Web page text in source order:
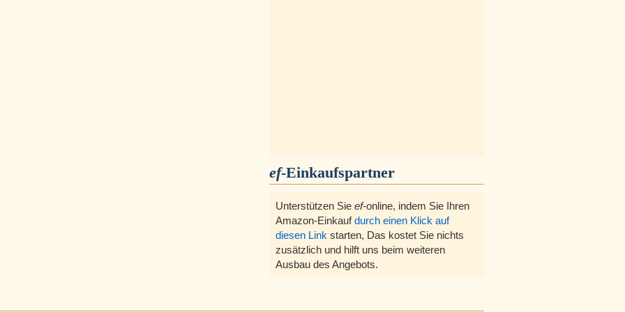
ef-Einkaufspartner
Unterstützen Sie ef-online, indem Sie Ihren
Amazon-Einkaufdurch einen Klick auf
diesen Link starten, Das kostet Sie nichts
zusätzlich und hilft uns beim weiteren
Ausbau des Angebots.